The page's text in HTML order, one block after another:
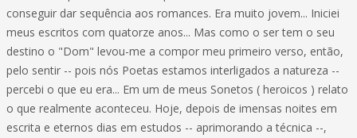
conseguir dar sequência aos romances. Era muito jovem... Iniciei
meus escritos com quatorze anos... Mas como o ser tem o seu
destino o "Dom" levou-me a compor meu primeiro verso, então,
pelo sentir -- pois nós Poetas estamos interligados a natureza --
percebi o que eu era... Em um de meus Sonetos ( heroicos ) relato
o que realmente aconteceu. Hoje, depois de imensas noites em
escrita e eternos dias em estudos -- aprimorando a técnica --,